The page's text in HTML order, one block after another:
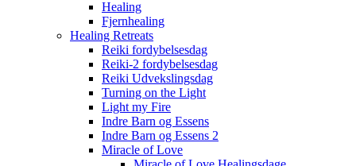
Healing
Fjernhealing
Healing Retreats
Reiki fordybelsesdag
Reiki-2 fordybelsesdag
Reiki Udvekslingsdag
Turning on the Light
Light my Fire
Indre Barn og Essens
Indre Barn og Essens 2
Miracle of Love